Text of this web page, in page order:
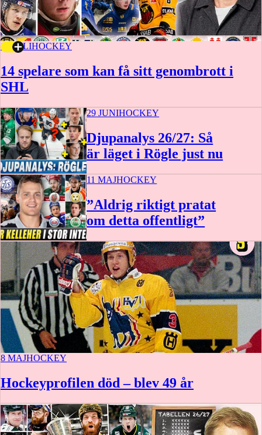
16 JULIHOCKEY
14 spelare som kan få sitt genombrott i
SHL
29 JUNIHOCKEY
Djupanalys 26/27: Så
är läget i Rögle just nu
11 MAJHOCKEY
”Aldrig riktigt pratat
om detta offentligt”
8 MAJHOCKEY
Hockeyprofilen död – blev 49 år